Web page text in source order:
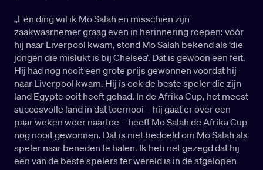
„Eén ding wil ik Mo Salah en misschien zijn
zaakwaarnemer graag even in herinnering roepen: vóór
hij naar Liverpool kwam, stond Mo Salah bekend als ‘die
jongen die mislukt is bij Chelsea’. Dat is gewoon een feit.
Hij had nog nooit een grote prijs gewonnen voordat hij
naar Liverpool kwam. Hij is ook de beste speler die zijn
land Egypte ooit heeft gehad. In de Afrika Cup, het meest
succesvolle land in dat toernooi – hij gaat er over een
paar weken weer naartoe – heeft Mo Salah de Afrika Cup
nog nooit gewonnen. Dat is niet bedoeld om Mo Salah als
speler naar beneden te halen. Ik heb net gezegd dat hij
een van de beste spelers ter wereld is in de afgelopen